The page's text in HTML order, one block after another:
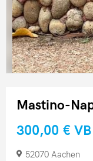
Mastino-
300,00 € VB
52070 Aachen